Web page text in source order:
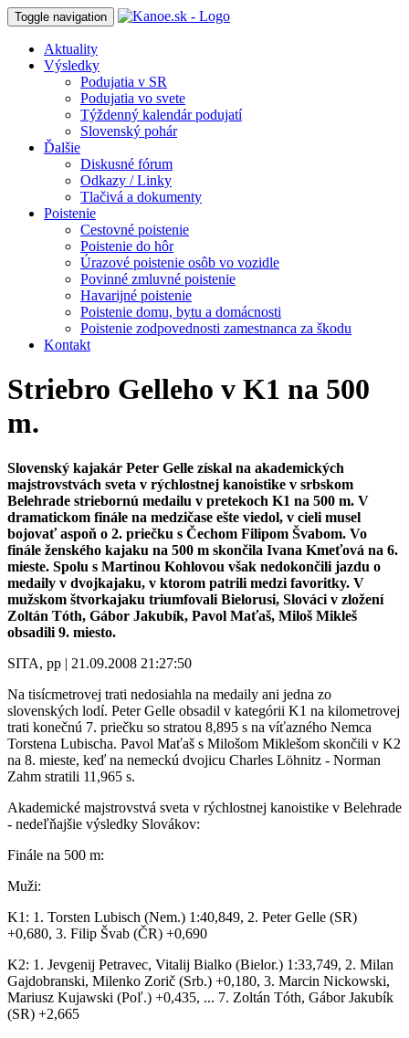
Toggle navigation
Aktuality
Výsledky
Podujatia v SR
Podujatia vo svete
Týždenný kalendár podujatí
Slovenský pohár
Ďalšie
Diskusné fórum
Odkazy / Linky
Tlačivá a dokumenty
Poistenie
Cestovné poistenie
Poistenie do hôr
Úrazové poistenie osôb vo vozidle
Povinné zmluvné poistenie
Havarijné poistenie
Poistenie domu, bytu a domácnosti
Poistenie zodpovednosti zamestnanca za škodu
Kontakt
Striebro Gelleho v K1 na 500
m.
Slovenský kajakár Peter Gelle získal na akademických
majstrovstvách sveta v rýchlostnej kanoistike v srbskom
Belehrade striebornú medailu v pretekoch K1 na 500 m. V
dramatickom finále na medzičase ešte viedol, v cieli musel
bojovať aspoň o 2. priečku s Čechom Filipom Švabom. Vo
finále ženského kajaku na 500 m skončila Ivana Kmeťová na 6.
mieste. Spolu s Martinou Kohlovou však nedokončili jazdu o
medaily v dvojkajaku, v ktorom patrili medzi favoritky. V
mužskom štvorkajaku triumfovali Bielorusi, Slováci v zložení
Zoltán Tóth, Gábor Jakubík, Pavol Maťaš, Miloš Mikleš
obsadili 9. miesto.
SITA, pp | 21.09.2008 21:27:50
Na tisícmetrovej trati nedosiahla na medaily ani jedna zo
slovenských lodí. Peter Gelle obsadil v kategórii K1 na kilometrovej
trati konečnú 7. priečku so stratou 8,895 s na víťazného Nemca
Torstena Lubischa. Pavol Maťaš s Milošom Miklešom skončili v K2
na 8. mieste, keď na nemeckú dvojicu Charles Löhnitz - Norman
Zahm stratili 11,965 s.
Akademické majstrovstvá sveta v rýchlostnej kanoistike v Belehrade
- nedeľňajšie výsledky Slovákov:
Finále na 500 m:
Muži:
K1: 1. Torsten Lubisch (Nem.) 1:40,849, 2. Peter Gelle (SR)
+0,680, 3. Filip Švab (ČR) +0,690
K2: 1. Jevgenij Petravec, Vitalij Bialko (Bielor.) 1:33,749, 2. Milan
Gajdobranski, Milenko Zorič (Srb.) +0,180, 3. Marcin Nickowski,
Mariusz Kujawski (Poľ.) +0,435, ... 7. Zoltán Tóth, Gábor Jakubík
(SR) +2,665